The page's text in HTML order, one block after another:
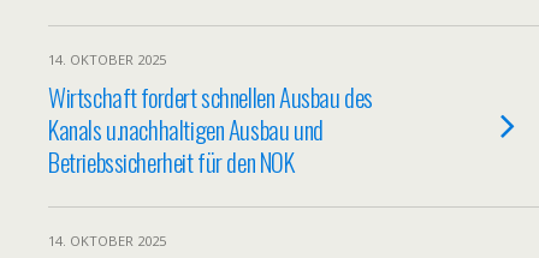
14. OKTOBER 2025
Wirtschaft fordert schnellen Ausbau des
Kanals u.nachhaltigen Ausbau und
Betriebssicherheit für den NOK
14. OKTOBER 2025